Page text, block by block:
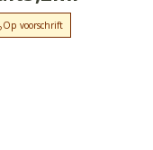
Op voorschrift